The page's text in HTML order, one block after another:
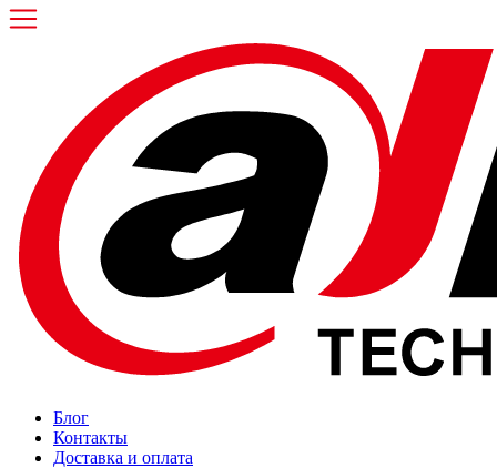
Блог
Контакты
Доставка и оплата